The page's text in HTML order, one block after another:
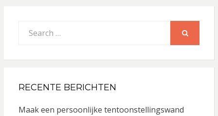
for:
RECENTE BERICHTEN
Maak een persoonlijke tentoonstellingswand